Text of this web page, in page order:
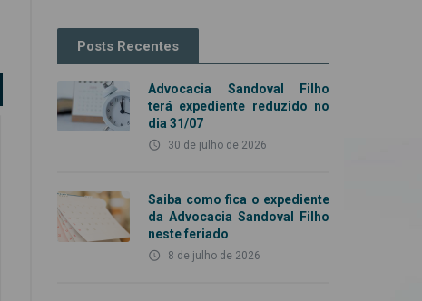
Posts Recentes
Advocacia Sandoval Filho
terá expediente reduzido no
dia 31/07
access_time 30 de julho de 2026
Saiba como fica o expediente
da Advocacia Sandoval Filho
neste feriado
access_time 8 de julho de 2026